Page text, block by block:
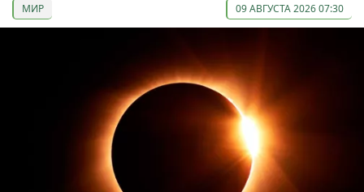
МИР 09 АВГУСТА 2026 07:30